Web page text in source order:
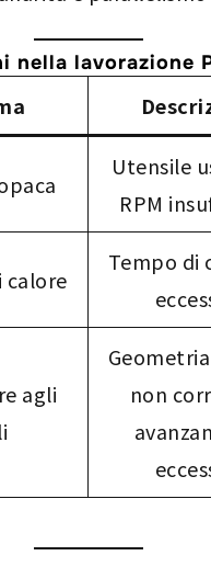
nella lavorazione
Utensile
RPM
calore
Tempo di
agli
non